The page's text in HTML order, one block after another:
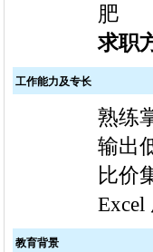
肥
求职
工作能力及专长
熟练
输出
比价
Excel
教育背景